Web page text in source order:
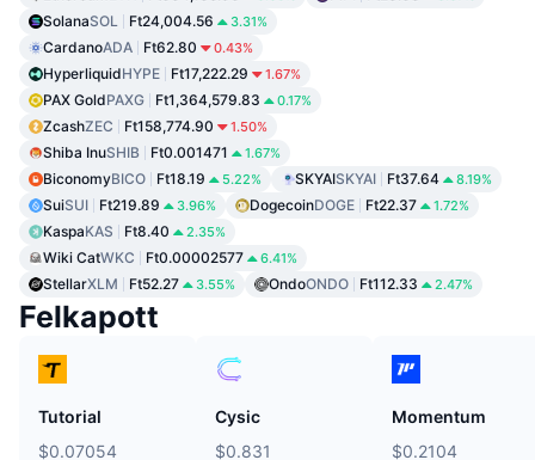
SolanaSOL Ft24,004.56 3.31%
CardanoADA Ft62.80 0.43%
HyperliquidHYPE Ft17,222.29 1.67%
PAX GoldPAXG Ft1,364,579.83 0.17%
ZcashZEC Ft158,774.90 1.50%
Shiba InuSHIB Ft0.001471 1.67%
BiconomyBICO Ft18.19 5.22% SKYAISKYAI Ft37.64 8.19%
SuiSUI Ft219.89 3.96% DogecoinDOGE Ft22.37 1.72%
KaspaKAS Ft8.40 2.35%
Wiki CatWKC Ft0.00002577 6.41%
StellarXLM Ft52.27 3.55% OndoONDO Ft112.33 2.47%
Felkapott
Tutorial
$0.07054
Cysic
$0.831
Momentum
$0.2104